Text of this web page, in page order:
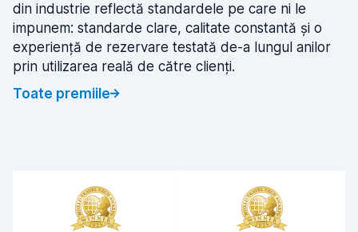
din industrie reflectă standardele pe care ni le
impunem: standarde clare, calitate constantă și o
experiență de rezervare testată de-a lungul anilor
prin utilizarea reală de către clienți.
Toate premiile